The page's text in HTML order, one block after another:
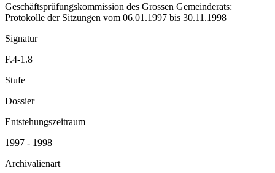
Geschäftsprüfungskommission des Grossen Gemeinderats:
Protokolle der Sitzungen vom 06.01.1997 bis 30.11.1998
Signatur
F.4-1.8
Stufe
Dossier
Entstehungszeitraum
1997 - 1998
Archivalienart